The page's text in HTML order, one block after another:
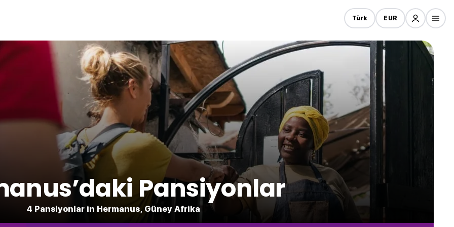
Türk EUR
Pansiyonlar
4 Pansiyonlar in Hermanus, Güney Afrika